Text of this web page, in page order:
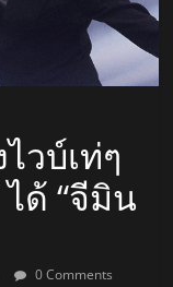
วบ์เท่ๆ
ได้ “จีมิน
0 Comments